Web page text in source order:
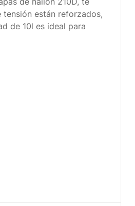
están reforzados,
de 10l es ideal para